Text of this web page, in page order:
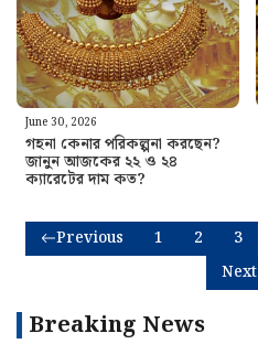
June 30, 2026
গহনা কেনার পরিকল্পনা করছেন?
জানুন আজকের ২২ ও ২৪
ক্যারেটের দাম কত?
Previous 1 2 3
Next
Breaking News